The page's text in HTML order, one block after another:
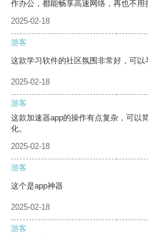
作办公，都能畅享高速网络，再也不用
2025-02-18
游客
这款学习软件的社区氛围非常好，可以
2025-02-18
游客
这款加速器app的操作有点复杂，可以
化。
2025-02-18
游客
这个是app神器
2025-02-18
游客